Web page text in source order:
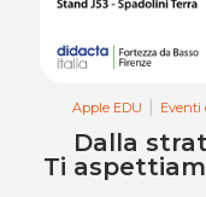
Apple EDU Eventi
Dalla
Ti